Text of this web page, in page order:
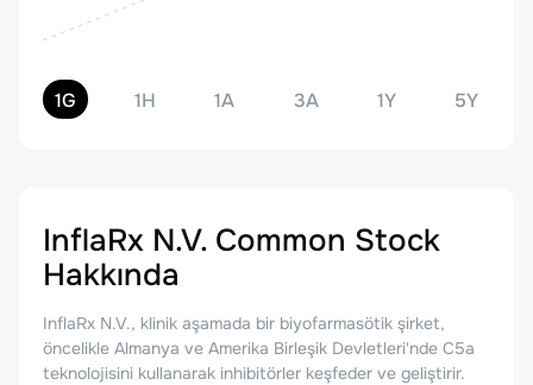
1G 1H 1A 3A 1Y 5Y
InflaRx N.V. Common Stock
Hakkında
InflaRx N.V., klinik aşamada bir biyofarmasötik şirket,
öncelikle Almanya ve Amerika Birleşik Devletleri'nde C5a
teknolojisini kullanarak inhibitörler keşfeder ve geliştirir.